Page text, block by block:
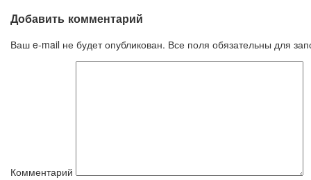
Добавить комментарий
Ваш e-mail не будет опубликован. Все поля обязательны для
Комментарий